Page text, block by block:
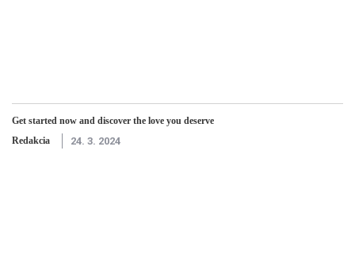
Get started now and discover the love you deserve
Redakcia
24. 3. 2024